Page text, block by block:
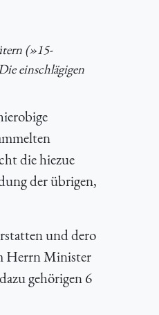
(»15-
einschlägigen
die hiezue
der übrigen,
und dero
Herrn Minister
gehörigen 6